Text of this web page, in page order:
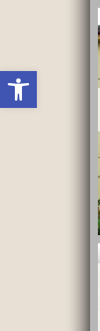
Deschide bara de unelte